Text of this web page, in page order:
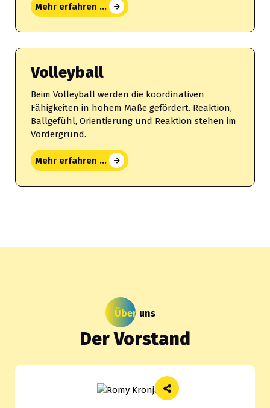
Mehr erfahren ...
Volleyball
Beim Volleyball werden die koordinativen
Fähigkeiten in hohem Maße gefördert. Reaktion,
Ballgefühl, Orientierung und Reaktion stehen im
Vordergrund.
Mehr erfahren ...
Über uns
Der Vorstand